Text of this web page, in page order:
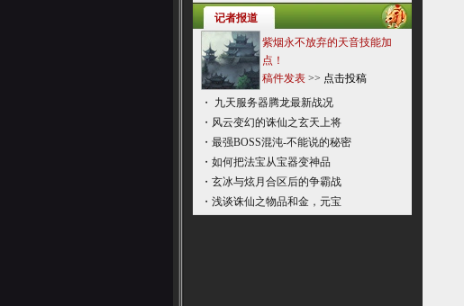
记者报道
紫烟永不放弃的天音技能加
点！
稿件发表 >> 点击投稿
・
九天服务器腾龙最新战况
・ 风云变幻的诛仙之玄天上将
・ 最强BOSS混沌-不能说的秘密
・ 如何把法宝从宝器变神品
・ 玄冰与炫月合区后的争霸战
・ 浅谈诛仙之物品和金，元宝